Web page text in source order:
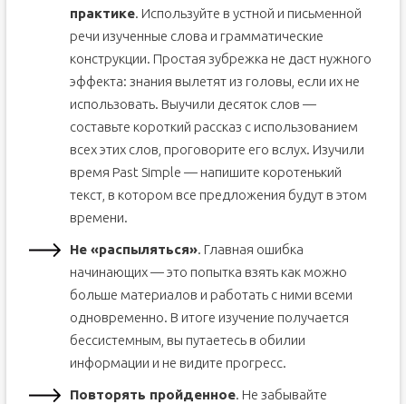
практике. Используйте в устной и письменной
речи изученные слова и грамматические
конструкции. Простая зубрежка не даст нужного
эффекта: знания вылетят из головы, если их не
использовать. Выучили десяток слов —
составьте короткий рассказ с использованием
всех этих слов, проговорите его вслух. Изучили
время Past Simple — напишите коротенький
текст, в котором все предложения будут в этом
времени.
Не «распыляться». Главная ошибка
начинающих — это попытка взять как можно
больше материалов и работать с ними всеми
одновременно. В итоге изучение получается
бессистемным, вы путаетесь в обилии
информации и не видите прогресс.
Повторять пройденное. Не забывайте